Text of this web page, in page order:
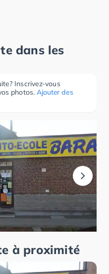
dans les
Inscrivez-vous
photos. Ajouter des
à proximité